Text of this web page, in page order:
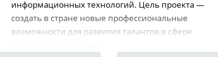
информационных технологий. Цель проекта —
создать в стране новые профессиональные
возможности для развития талантов в сфере